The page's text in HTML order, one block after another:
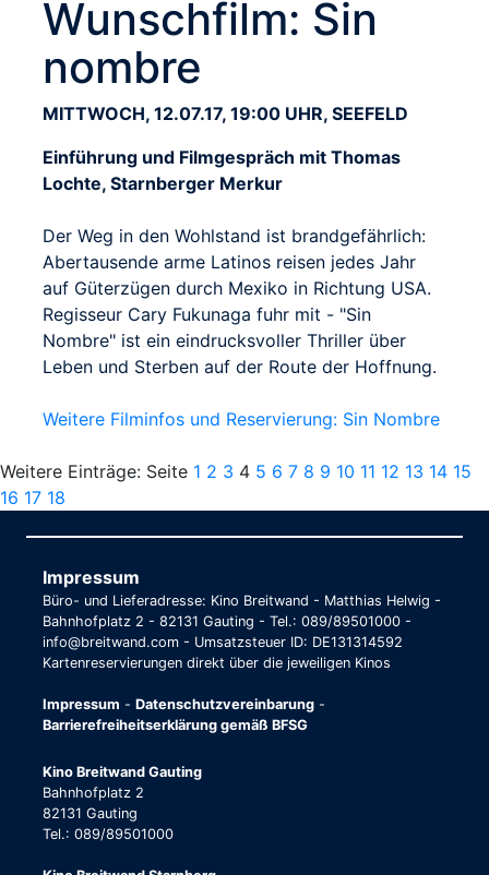
Wunschfilm: Sin
nombre
MITTWOCH, 12.07.17, 19:00 UHR, SEEFELD
Einführung und Filmgespräch mit Thomas
Lochte, Starnberger Merkur
Der Weg in den Wohlstand ist brandgefährlich:
Abertausende arme Latinos reisen jedes Jahr
auf Güterzügen durch Mexiko in Richtung USA.
Regisseur Cary Fukunaga fuhr mit - "Sin
Nombre" ist ein eindrucksvoller Thriller über
Leben und Sterben auf der Route der Hoffnung.
Weitere Filminfos und Reservierung: Sin Nombre
Weitere Einträge: Seite 1 2 3 4 5 6 7 8 9 10 11 12 13 14 15
16 17 18
Impressum
Büro- und Lieferadresse: Kino Breitwand - Matthias Helwig -
Bahnhofplatz 2 - 82131 Gauting - Tel.: 089/89501000 -
info@breitwand.com - Umsatzsteuer ID: DE131314592
Kartenreservierungen direkt über die jeweiligen Kinos
Impressum - Datenschutzvereinbarung -
Barrierefreiheitserklärung gemäß BFSG
Kino Breitwand Gauting
Bahnhofplatz 2
82131 Gauting
Tel.: 089/89501000